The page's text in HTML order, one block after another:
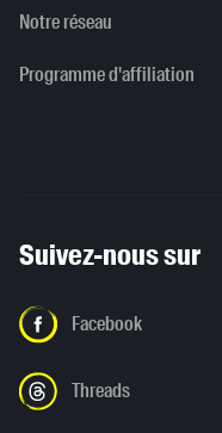
Notre réseau
Programme d'affiliation
Suivez-nous sur
Facebook
Threads